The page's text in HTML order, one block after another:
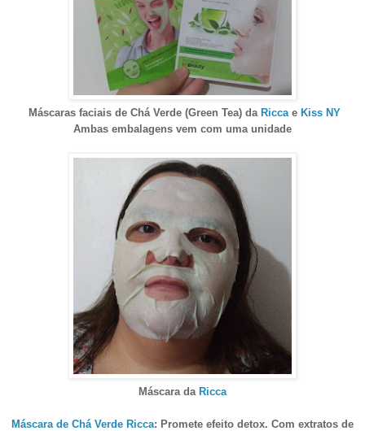
Máscaras faciais de Chá Verde (Green Tea) da Riccae Kiss NY
Ambas embalagens vem com uma unidade
Máscara da Ricca
Máscara de Chá Verde Ricca: Promete efeito detox. Com extratos de